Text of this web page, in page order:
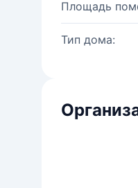
Площадь
Тип дома: